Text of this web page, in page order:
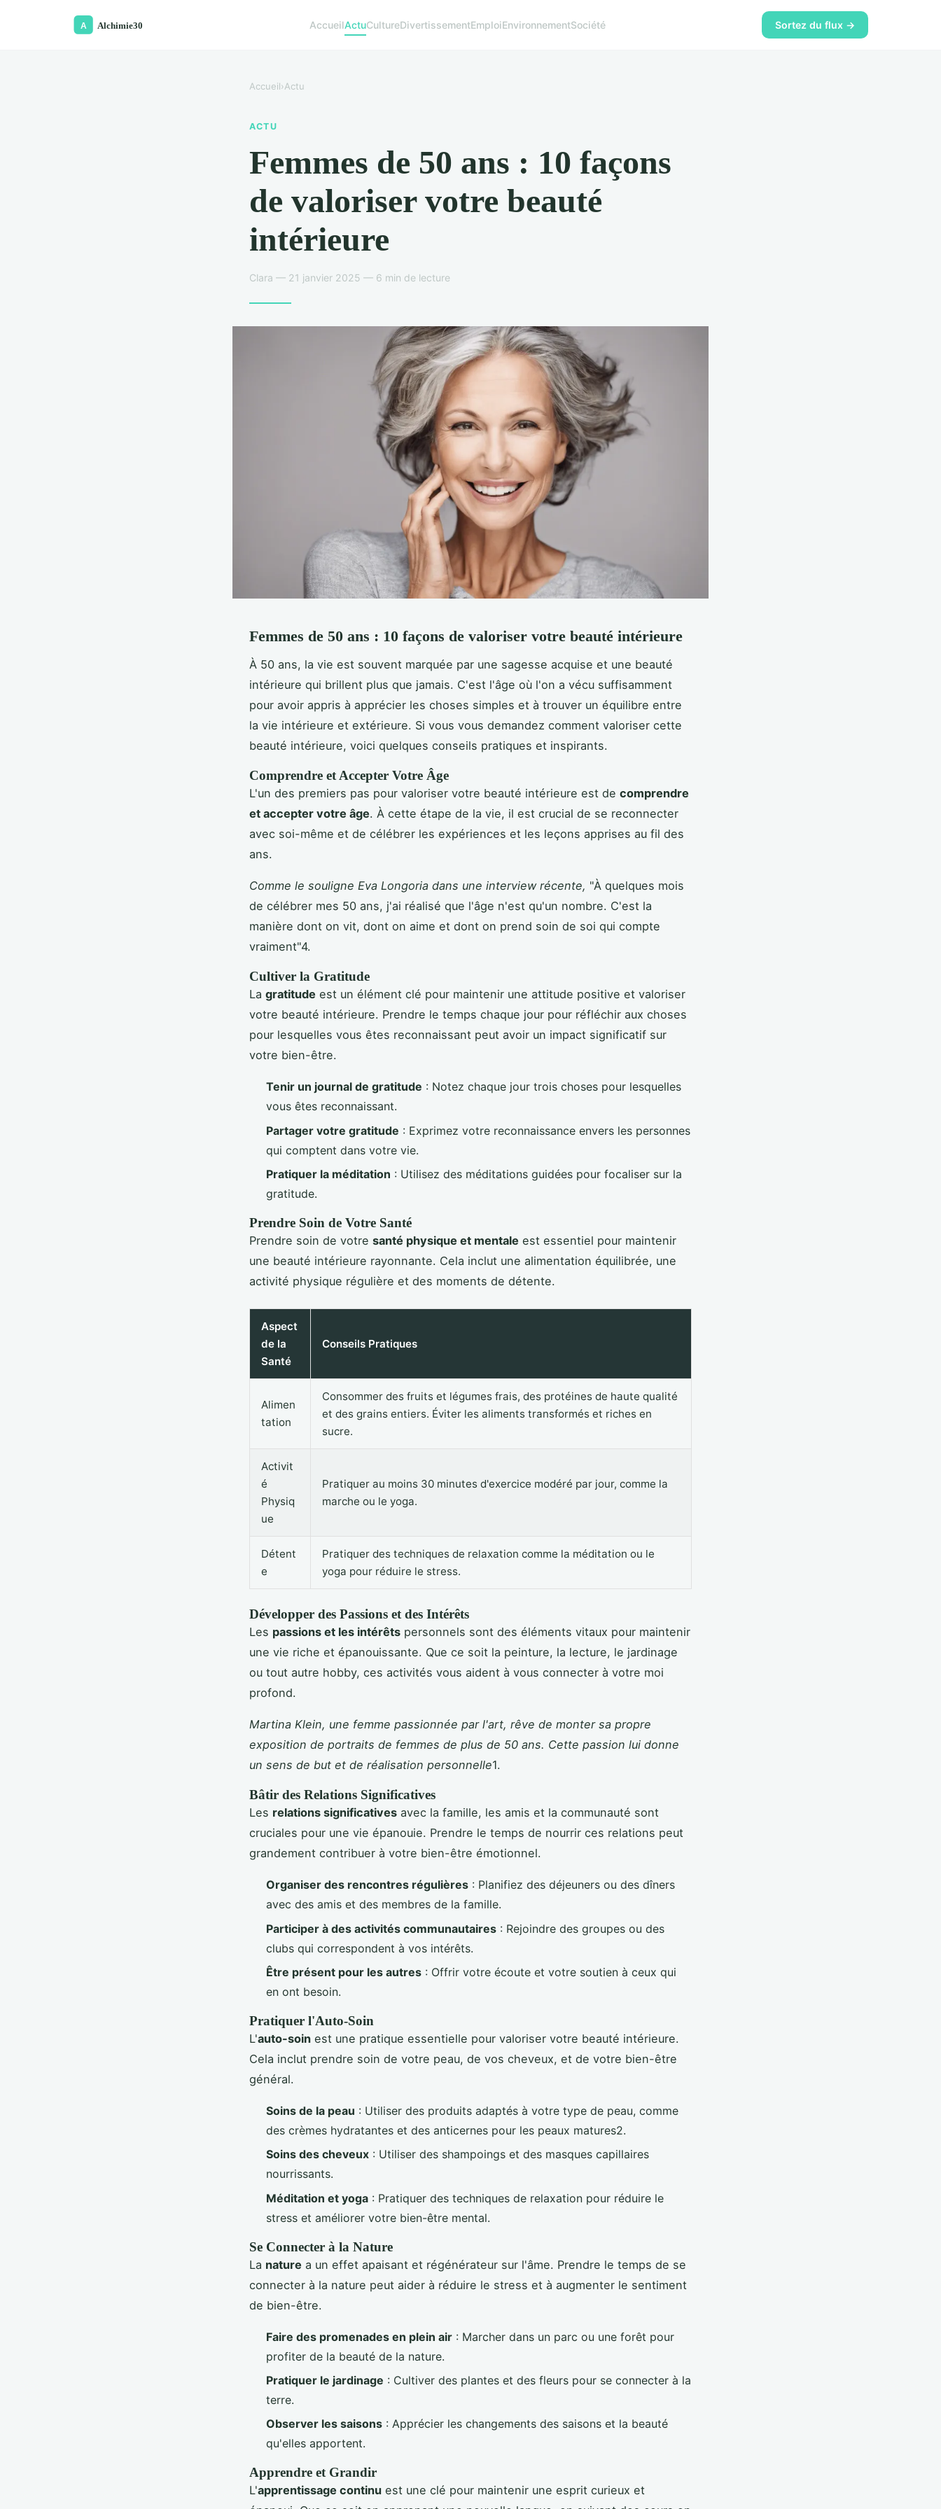
AccueilActuCultureDivertissementEmploiEnvironnementSociété Sortez du flux →
Accueil›Actu
ACTU
Femmes de 50 ans : 10 façons
de valoriser votre beauté
intérieure
Clara — 21 janvier 2025 — 6 min de lecture
Femmes de 50 ans : 10 façons de valoriser votre beauté intérieure
À 50 ans, la vie est souvent marquée par une sagesse acquise et une beauté
intérieure qui brillent plus que jamais. C'est l'âge où l'on a vécu suffisamment
pour avoir appris à apprécier les choses simples et à trouver un équilibre entre
la vie intérieure et extérieure. Si vous vous demandez comment valoriser cette
beauté intérieure, voici quelques conseils pratiques et inspirants.
Comprendre et Accepter Votre Âge
L'un des premiers pas pour valoriser votre beauté intérieure est de comprendre
et accepter votre âge. À cette étape de la vie, il est crucial de se reconnecter
avec soi-même et de célébrer les expériences et les leçons apprises au fil des
ans.
Comme le souligne Eva Longoria dans une interview récente, "À quelques mois
de célébrer mes 50 ans, j'ai réalisé que l'âge n'est qu'un nombre. C'est la
manière dont on vit, dont on aime et dont on prend soin de soi qui compte
vraiment"4.
Cultiver la Gratitude
La gratitude est un élément clé pour maintenir une attitude positive et valoriser
votre beauté intérieure. Prendre le temps chaque jour pour réfléchir aux choses
pour lesquelles vous êtes reconnaissant peut avoir un impact significatif sur
votre bien-être.
Tenir un journal de gratitude : Notez chaque jour trois choses pour lesquelles
vous êtes reconnaissant.
Partager votre gratitude : Exprimez votre reconnaissance envers les personnes
qui comptent dans votre vie.
Pratiquer la méditation : Utilisez des méditations guidées pour focaliser sur la
gratitude.
Prendre Soin de Votre Santé
Prendre soin de votre santé physique et mentale est essentiel pour maintenir
une beauté intérieure rayonnante. Cela inclut une alimentation équilibrée, une
activité physique régulière et des moments de détente.
Aspect
de la
Santé
Conseils Pratiques
Alimen
tation
Consommer des fruits et légumes frais, des protéines de haute qualité
et des grains entiers. Éviter les aliments transformés et riches en
sucre.
Activit
é
Physiq
ue
Pratiquer au moins 30 minutes d'exercice modéré par jour, comme la
marche ou le yoga.
Détent
e
Pratiquer des techniques de relaxation comme la méditation ou le
yoga pour réduire le stress.
Développer des Passions et des Intérêts
Les passions et les intérêts personnels sont des éléments vitaux pour maintenir
une vie riche et épanouissante. Que ce soit la peinture, la lecture, le jardinage
ou tout autre hobby, ces activités vous aident à vous connecter à votre moi
profond.
Martina Klein, une femme passionnée par l'art, rêve de monter sa propre
exposition de portraits de femmes de plus de 50 ans. Cette passion lui donne
un sens de but et de réalisation personnelle1.
Bâtir des Relations Significatives
Les relations significatives avec la famille, les amis et la communauté sont
cruciales pour une vie épanouie. Prendre le temps de nourrir ces relations peut
grandement contribuer à votre bien-être émotionnel.
Organiser des rencontres régulières : Planifiez des déjeuners ou des dîners
avec des amis et des membres de la famille.
Participer à des activités communautaires : Rejoindre des groupes ou des
clubs qui correspondent à vos intérêts.
Être présent pour les autres : Offrir votre écoute et votre soutien à ceux qui
en ont besoin.
Pratiquer l'Auto-Soin
L'auto-soin est une pratique essentielle pour valoriser votre beauté intérieure.
Cela inclut prendre soin de votre peau, de vos cheveux, et de votre bien-être
général.
Soins de la peau : Utiliser des produits adaptés à votre type de peau, comme
des crèmes hydratantes et des anticernes pour les peaux matures2.
Soins des cheveux : Utiliser des shampoings et des masques capillaires
nourrissants.
Méditation et yoga : Pratiquer des techniques de relaxation pour réduire le
stress et améliorer votre bien-être mental.
Se Connecter à la Nature
La nature a un effet apaisant et régénérateur sur l'âme. Prendre le temps de se
connecter à la nature peut aider à réduire le stress et à augmenter le sentiment
de bien-être.
Faire des promenades en plein air : Marcher dans un parc ou une forêt pour
profiter de la beauté de la nature.
Pratiquer le jardinage : Cultiver des plantes et des fleurs pour se connecter à la
terre.
Observer les saisons : Apprécier les changements des saisons et la beauté
qu'elles apportent.
Apprendre et Grandir
L'apprentissage continu est une clé pour maintenir une esprit curieux et